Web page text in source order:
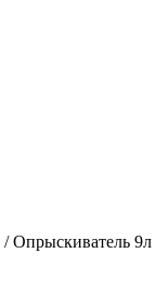
/Опрыскиватель 9л